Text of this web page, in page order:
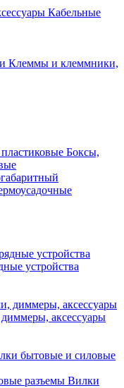
Кабельные
Клеммы и клеммники,
Боксы,
устройства
аксессуары
бытовые и силовые
Вилки